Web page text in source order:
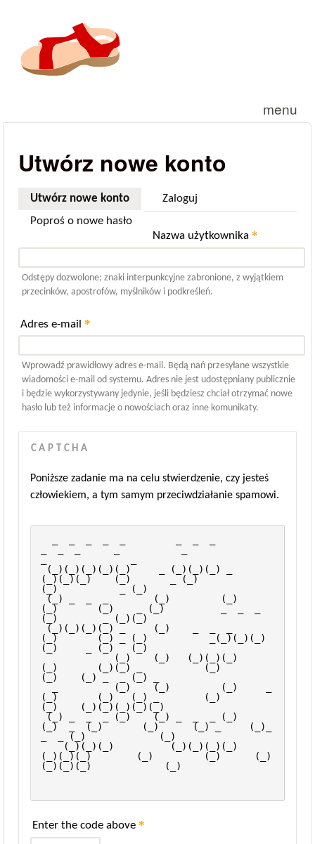
menu
Utwórz nowe konto
Utwórz nowe konto (aktywna karta)
Zaloguj
Poproś o nowe hasło
Nazwa użytkownika*
Odstępy dozwolone; znaki interpunkcyjne zabronione, z wyjątkiem
przecinków, apostrofów, myślników i podkreśleń.
Adres e-mail *
Wprowadź prawidłowy adres e-mail. Będą nań przesyłane wszystkie
wiadomości e-mail od systemu. Adres nie jest udostępniany publicznie
i będzie wykorzystywany jedynie, jeśli będziesz chciał otrzymać nowe
hasło lub też informacje o nowościach oraz inne komunikaty.
CAPTCHA
Poniższe zadanie ma na celu stwierdzenie, czy jesteś
człowiekiem, a tym samym przeciwdziałanie spamowi.
(_)(_)(_)(_)(_)     _ (_)(_)(_) _
(_)(_)(_)    (_)       _ (_)
(_)           _ (_)
(_) _  _  _        (_)         (_)
(_)       (_)    _ (_)          _  _  _
(_)        _ (_)(_)
(_)(_)(_)(_) _     (_)    _  _  _
(_)       (_) _ (_)           _(_)(_)(_)
(_)     _ (_)   (_)
             (_)    (_)   (_)(_)(_)
(_)       (_)(_) _           (_)
(_)    (_) _  _ (_) _
  _          (_)    (_)         (_)     _
(_)       (_)   (_) _        (_)
(_)    (_)(_)(_)(_)(_)
(_) _  _  _ (_)    (_) _  _  _ (_)
(_)  _  (_)       (_)      (_) _     (_)_
_  _ (_)             (_)
    (_)(_)(_)          (_)(_)(_)(_)
(_)(_)(_)        (_)         (_)      (_)
(_)(_)(_)             (_)
Enter the code above *